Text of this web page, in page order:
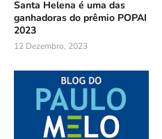
Santa Helena é uma das
ganhadoras do prêmio POPAI
2023
12 Dezembro, 2023